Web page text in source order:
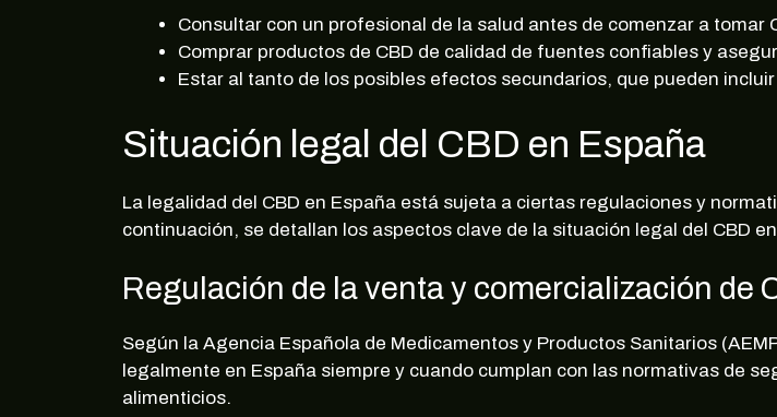
Consultar con un profesional de la salud antes de comenzar a
Comprar productos de CBD de calidad de fuentes confiables y
Estar al tanto de los posibles efectos secundarios, que pueden
Situación legal del CBD en España
La legalidad del CBD en España está sujeta a ciertas regulaciones y
continuación, se detallan los aspectos clave de la situación legal del CBD
Regulación de la venta y comercialización de
Según la Agencia Española de Medicamentos y Productos Sanitarios
legalmente en España siempre y cuando cumplan con las normativas de
alimenticios.
exclusivas, noticias,
Correo electrónico